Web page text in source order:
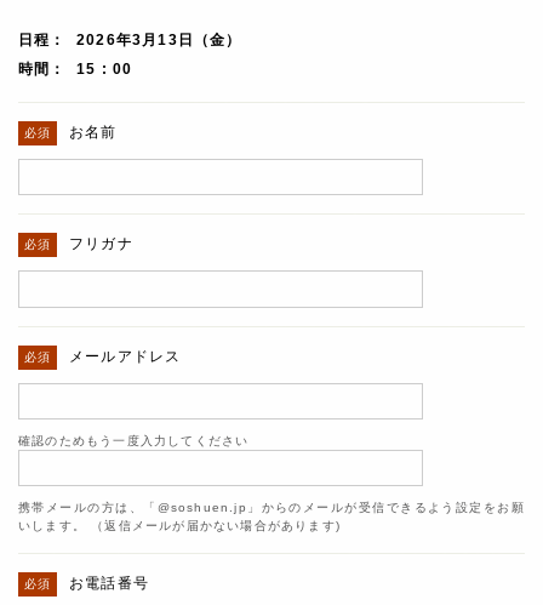
日程
2026年3月13日（金）
時間
15 : 00
お名前
フリガナ
メールアドレス
確認のためもう一度入力してください
携帯メールの方は、「@soshuen.jp」からのメールが受信できるよう設定をお願
いします。 （返信メールが届かない場合があります)
お電話番号